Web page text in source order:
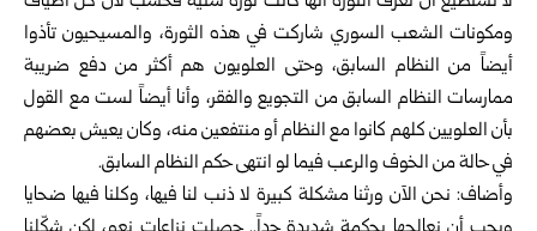
ومكونات الشعب السوري شاركت في هذه الثورة، والمسيحيون تأذوا
أيضاً من النظام السابق، وحتى العلويون هم أكثر من دفع ضريبة
ممارسات النظام السابق من التجويع والفقر، وأنا أيضاً لست مع القول
بأن العلويين كلهم كانوا مع النظام أو منتفعين منه، وكان يعيش بعضهم
في حالة من الخوف والرعب فيما لو انتهى حكم النظام السابق.
وأضاف: نحن الآن ورثنا مشكلة كبيرة لا ذنب لنا فيها، وكلنا فيها ضحايا